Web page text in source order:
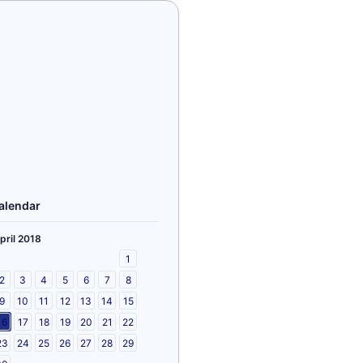
2018
1
3 4 5 6 7
8
10 11 12 13 14
15
17 18 19 20 21
22
24 25 26 27 28
29